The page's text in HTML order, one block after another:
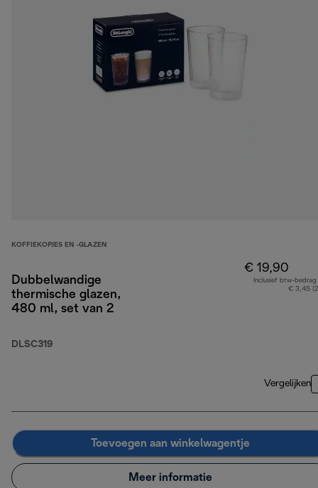
KOFFIEKOPJES EN -GLAZEN
Dubbelwandige
thermische glazen,
480 ml, set van 2
DLSC319
€ 19,90
Inclusief btw-bedrag
€ 3,45
Vergelijken
Toevoegen aan winkelwagentje
Meer informatie